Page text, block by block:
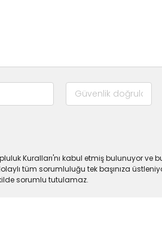
Kuralları'nı kabul etmiş bulunuyor ve
tüm sorumluluğu tek başınıza
sorumlu tutulamaz.